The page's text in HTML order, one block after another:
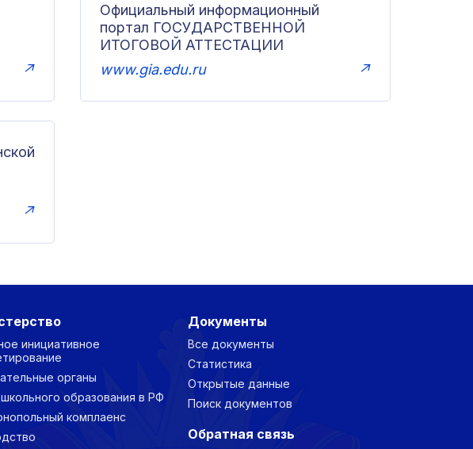
↗
Официальный информационный
портал ГОСУДАРСТВЕННОЙ
ИТОГОВОЙ АТТЕСТАЦИИ
www.gia.edu.ru
↗
↗
инициативное
органы
образования в РФ
комплаенс
Документы
Все документы
Статистика
Открытые данные
Поиск документов
Обратная связь